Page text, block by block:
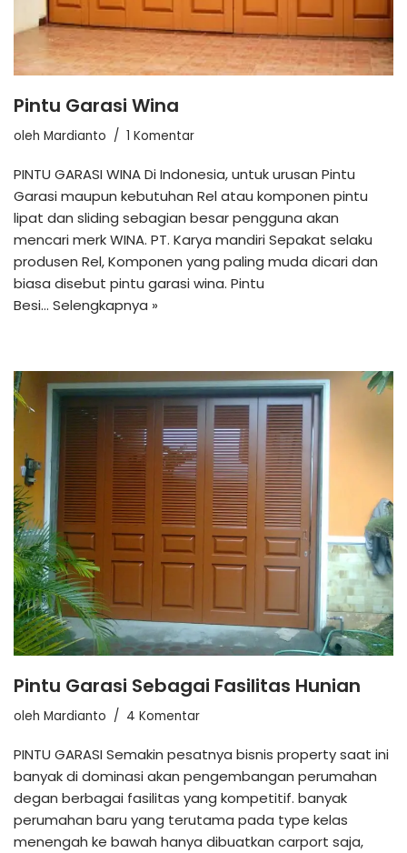
Pintu Garasi Wina
oleh Mardianto 1 Komentar
PINTU GARASI WINA Di Indonesia, untuk urusan Pintu
Garasi maupun kebutuhan Rel atau komponen pintu
lipat dan sliding sebagian besar pengguna akan
mencari merk WINA. PT. Karya mandiri Sepakat selaku
produsen Rel, Komponen yang paling muda dicari dan
biasa disebut pintu garasi wina. Pintu
Besi… Selengkapnya »
Pintu Garasi Sebagai Fasilitas Hunian
oleh Mardianto 4 Komentar
PINTU GARASI Semakin pesatnya bisnis property saat ini
banyak di dominasi akan pengembangan perumahan
degan berbagai fasilitas yang kompetitif. banyak
perumahan baru yang terutama pada type kelas
menengah ke bawah hanya dibuatkan carport saja,